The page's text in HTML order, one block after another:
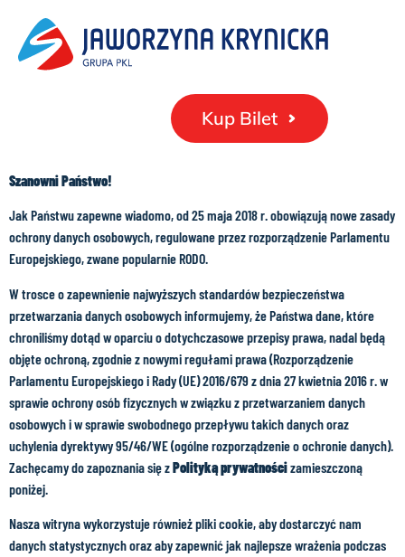
Kup Bilet
Szanowni Państwo!
Jak Państwu zapewne wiadomo, od 25 maja 2018 r. obowiązują nowe zasady
ochrony danych osobowych, regulowane przez rozporządzenie Parlamentu
Europejskiego, zwane popularnie RODO.
W trosce o zapewnienie najwyższych standardów bezpieczeństwa
przetwarzania danych osobowych informujemy, że Państwa dane, które
chroniliśmy dotąd w oparciu o dotychczasowe przepisy prawa, nadal będą
objęte ochroną, zgodnie z nowymi regułami prawa (Rozporządzenie
Parlamentu Europejskiego i Rady (UE) 2016/679 z dnia 27 kwietnia 2016 r. w
sprawie ochrony osób fizycznych w związku z przetwarzaniem danych
osobowych i w sprawie swobodnego przepływu takich danych oraz
uchylenia dyrektywy 95/46/WE (ogólne rozporządzenie o ochronie danych).
Zachęcamy do zapoznania się zPolityką prywatnościzamieszczoną
poniżej.
Nasza witryna wykorzystuje również pliki cookie, aby dostarczyć nam
danych statystycznych oraz aby zapewnić jak najlepsze wrażenia podczas